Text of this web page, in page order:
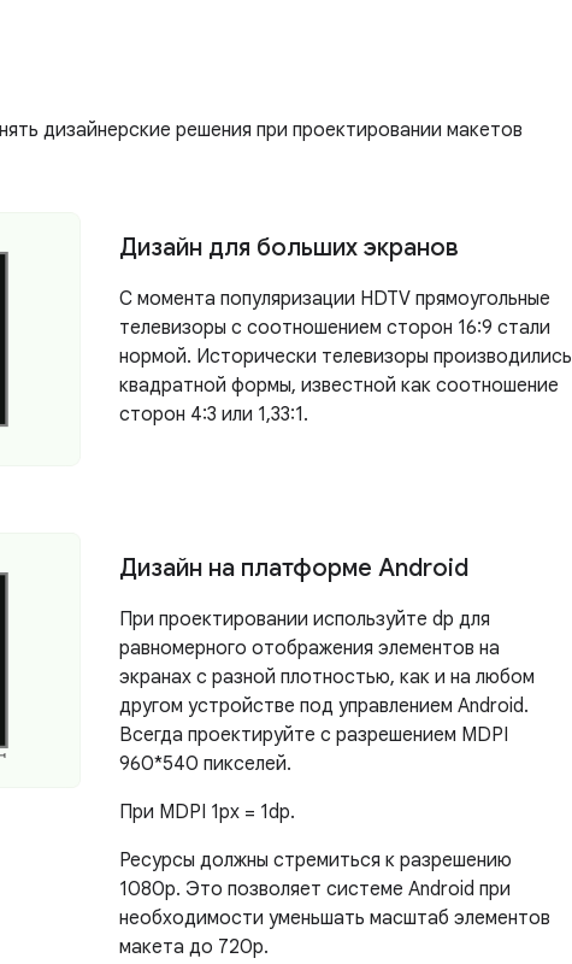
дизайнерские решения при проектировании макетов
Дизайн для больших экранов
С момента популяризации HDTV прямоугольные
телевизоры с соотношением сторон 16:9 стали
нормой. Исторически телевизоры производились
квадратной формы, известной как соотношение
сторон 4:3 или 1,33:1.
Дизайн на платформе Android
При проектировании используйте dp для
равномерного отображения элементов на
экранах с разной плотностью, как и на любом
другом устройстве под управлением Android.
Всегда проектируйте с разрешением MDPI
960*540 пикселей.
При MDPI 1px = 1dp.
Ресурсы должны стремиться к разрешению
1080p. Это позволяет системе Android при
необходимости уменьшать масштаб элементов
макета до 720p.